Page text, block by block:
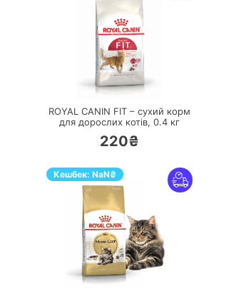
ПЕРЕЙТИ
ROYAL CANIN FIT – сухий корм
для дорослих котів, 0.4 кг
220₴
Кешбек: NaN₴
ПЕРЕЙТИ